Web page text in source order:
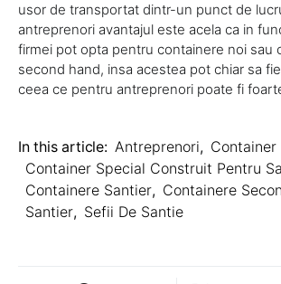
usor de transportat dintr-un punct de
antreprenori avantajul este acela ca in
firmei pot opta pentru containere noi sau
second hand, insa acestea pot chiar sa
ceea ce pentru antreprenori poate fi
In this article: Antreprenori, Container
Container Special Construit Pentru
Containere Santier, Containere
Santier, Sefii De Santie